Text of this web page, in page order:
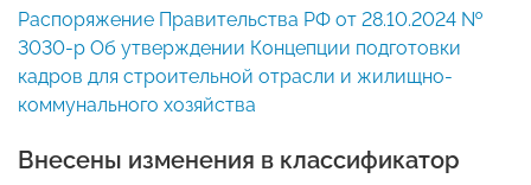
Распоряжение Правительства РФ от 28.10.2024 №
3030-р Об утверждении Концепции подготовки
кадров для строительной отрасли и жилищно-
коммунального хозяйства
Внесены изменения в классификатор